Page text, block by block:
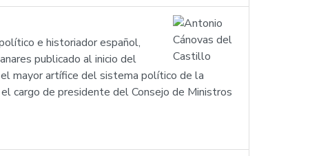
e historiador español,
publicado al inicio del
mayor artífice del sistema político de la
cargo de presidente del Consejo de Ministros